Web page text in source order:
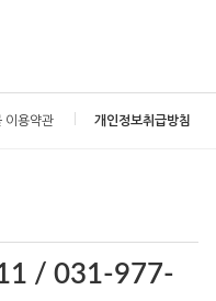
이용약관 개인정보취급방침
/ 031-977-